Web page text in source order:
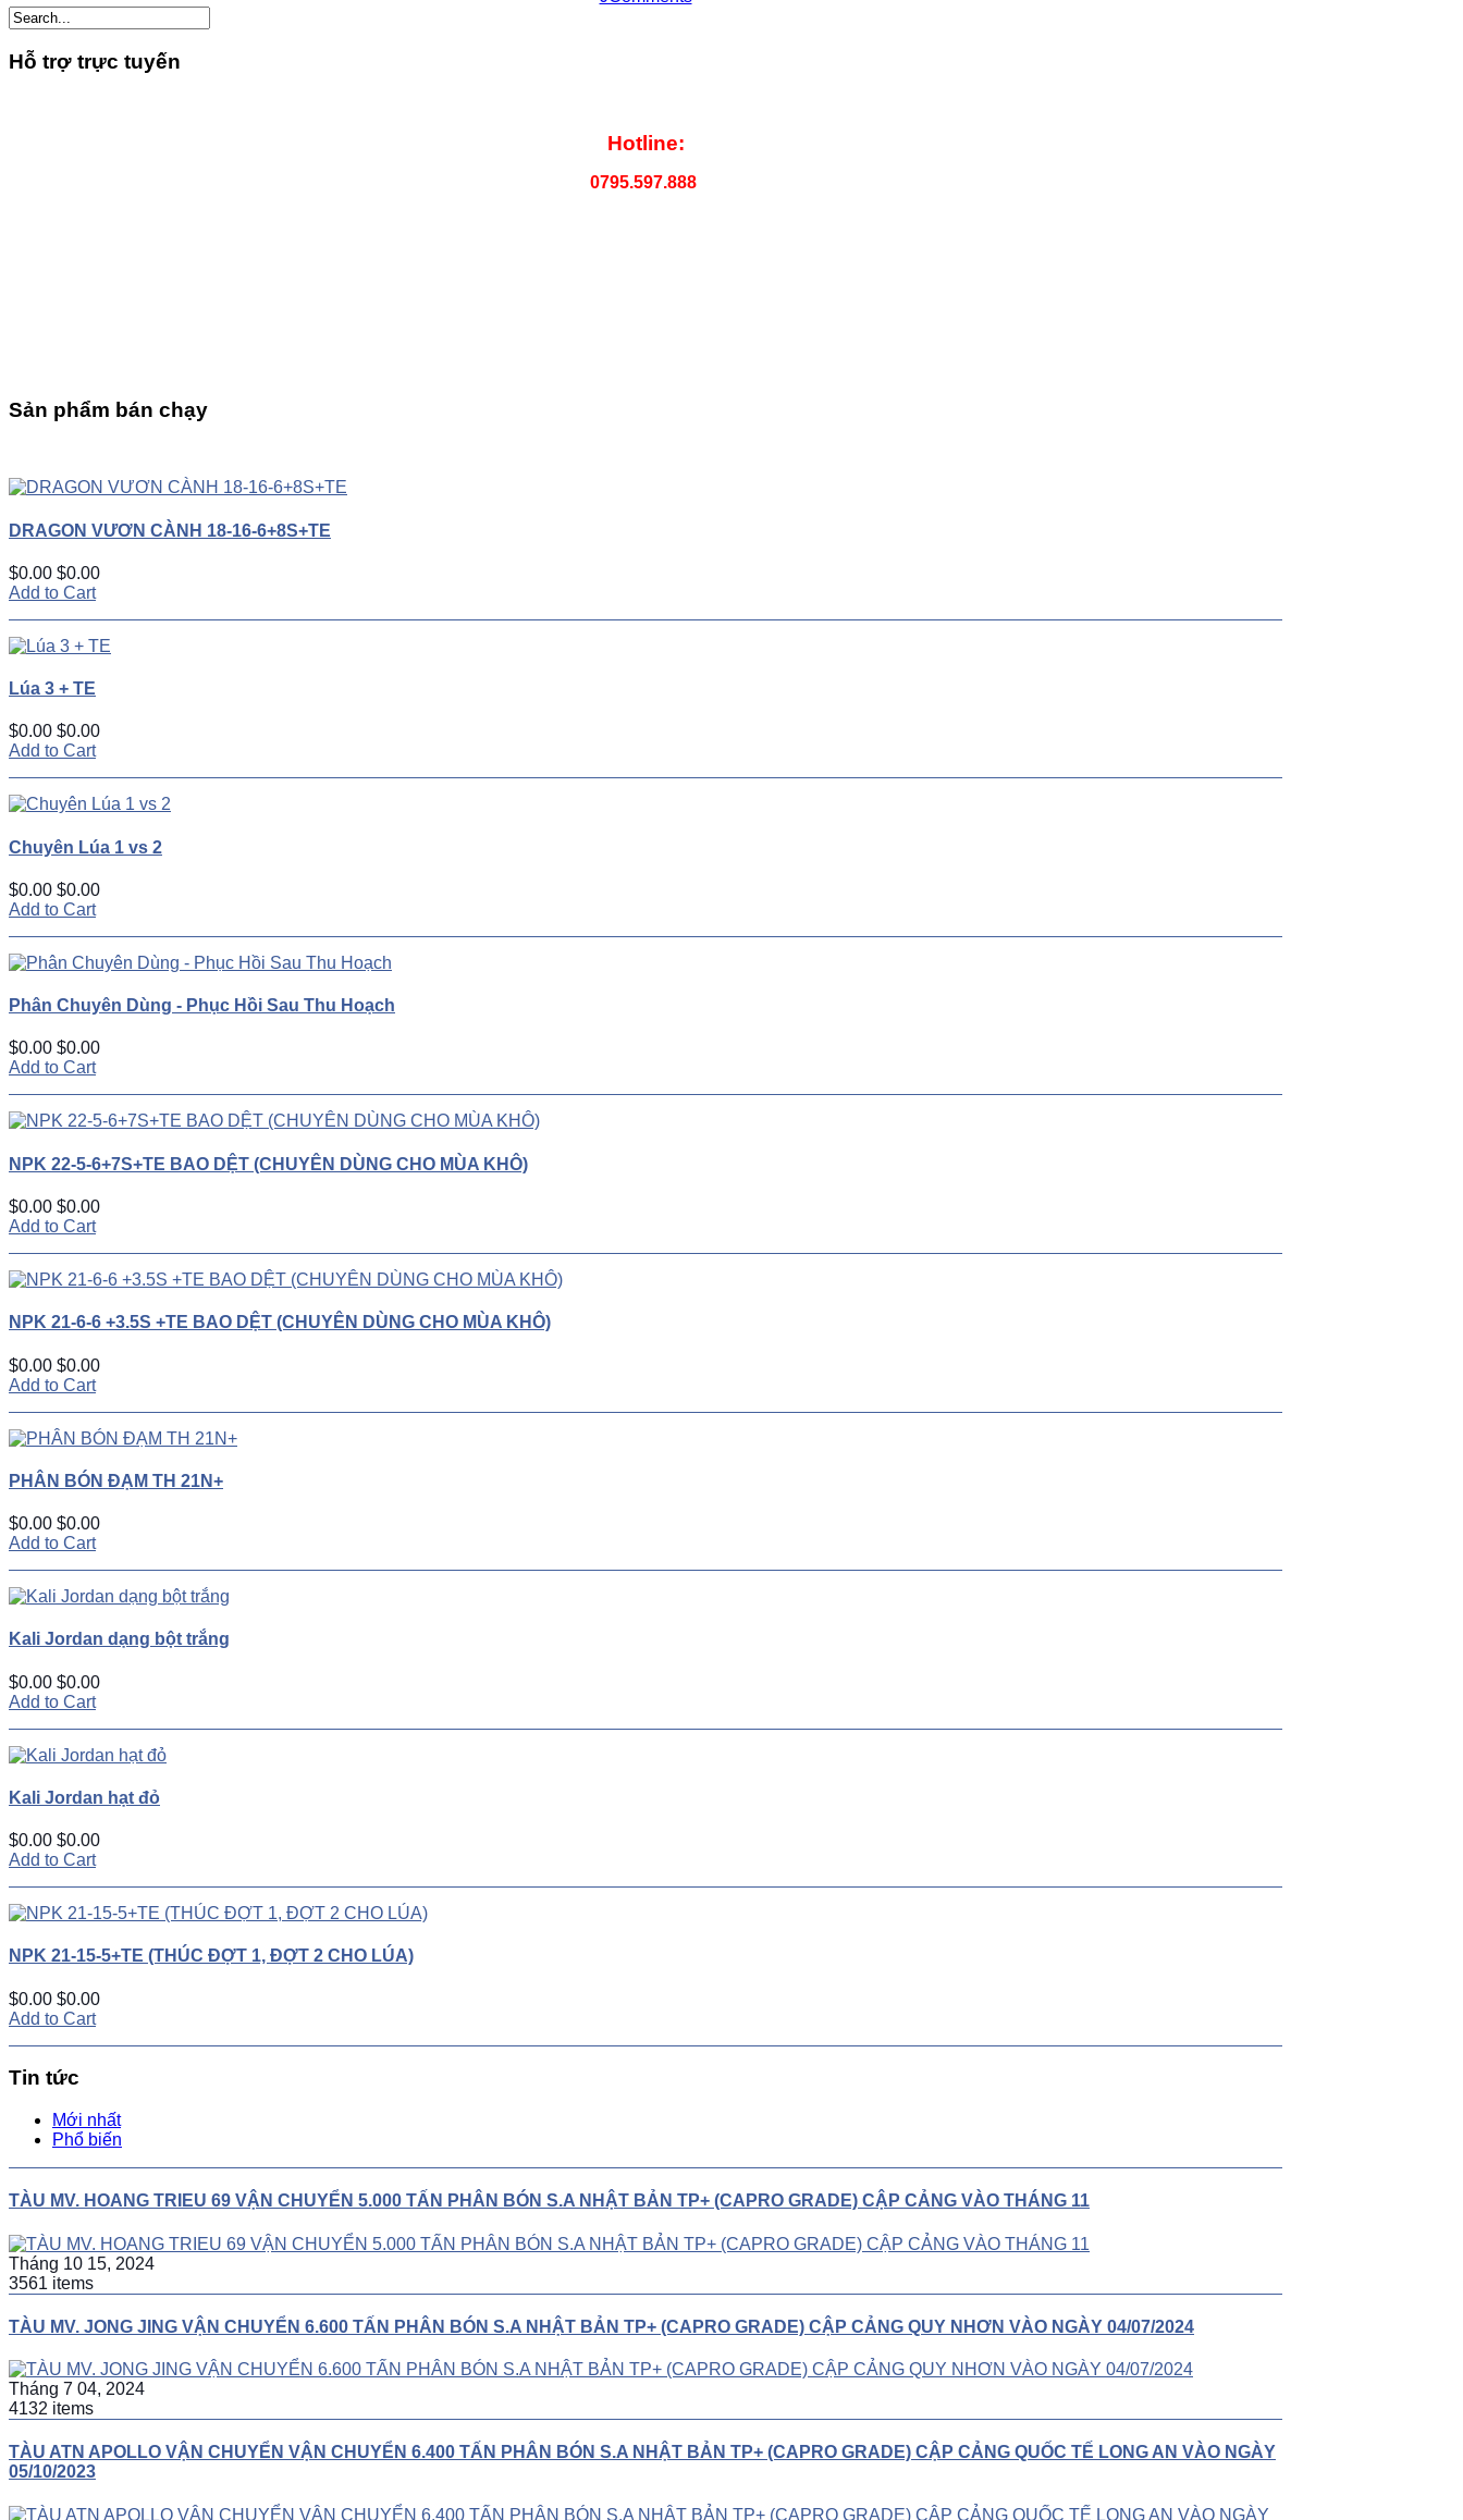
Hỗ trợ trực tuyến
Hotline:
0795.597.888
Sản phẩm bán chạy
DRAGON VƯƠN CÀNH 18-16-6+8S+TE
$0.00 $0.00
Add to Cart
Lúa 3 + TE
$0.00 $0.00
Add to Cart
Chuyên Lúa 1 vs 2
$0.00 $0.00
Add to Cart
Phân Chuyên Dùng - Phục Hồi Sau Thu Hoạch
$0.00 $0.00
Add to Cart
NPK 22-5-6+7S+TE BAO DỆT (CHUYÊN DÙNG CHO MÙA KHÔ)
$0.00 $0.00
Add to Cart
NPK 21-6-6 +3.5S +TE BAO DỆT (CHUYÊN DÙNG CHO MÙA KHÔ)
$0.00 $0.00
Add to Cart
PHÂN BÓN ĐẠM TH 21N+
$0.00 $0.00
Add to Cart
Kali Jordan dạng bột trắng
$0.00 $0.00
Add to Cart
Kali Jordan hạt đỏ
$0.00 $0.00
Add to Cart
NPK 21-15-5+TE (THÚC ĐỢT 1, ĐỢT 2 CHO LÚA)
$0.00 $0.00
Add to Cart
Tin tức
Mới nhất
Phổ biến
TÀU MV. HOANG TRIEU 69 VẬN CHUYỂN 5.000 TẤN PHÂN BÓN S.A NHẬT BẢN TP+ (CAPRO GRADE) CẬP CẢNG VÀO THÁNG 11
Tháng 10 15, 2024
3561 items
TÀU MV. JONG JING VẬN CHUYỂN 6.600 TẤN PHÂN BÓN S.A NHẬT BẢN TP+ (CAPRO GRADE) CẬP CẢNG QUY NHƠN VÀO NGÀY 04/07/2024
Tháng 7 04, 2024
4132 items
TÀU ATN APOLLO VẬN CHUYỂN VẬN CHUYỂN 6.400 TẤN PHÂN BÓN S.A NHẬT BẢN TP+ (CAPRO GRADE) CẬP CẢNG QUỐC TẾ LONG AN VÀO NGÀY
05/10/2023